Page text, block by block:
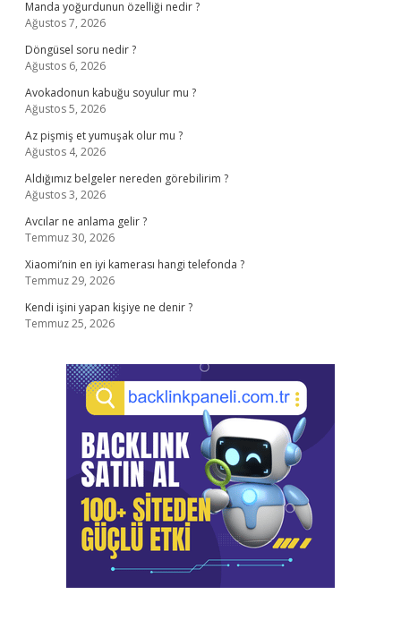
Manda yoğurdunun özelliği nedir ?
Ağustos 7, 2026
Döngüsel soru nedir ?
Ağustos 6, 2026
Avokadonun kabuğu soyulur mu ?
Ağustos 5, 2026
Az pişmiş et yumuşak olur mu ?
Ağustos 4, 2026
Aldığımız belgeler nereden görebilirim ?
Ağustos 3, 2026
Avcılar ne anlama gelir ?
Temmuz 30, 2026
Xiaomi’nin en iyi kamerası hangi telefonda ?
Temmuz 29, 2026
Kendi işini yapan kişiye ne denir ?
Temmuz 25, 2026